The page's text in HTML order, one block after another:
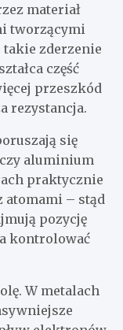
materiał
tworzącymi
zderzenie
część
przeszkód
rezystancja.
się
aluminium
praktycznie
atomami – stąd
pozycję
kontrolować
W metalach